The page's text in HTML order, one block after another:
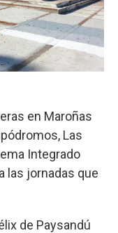
en Maroñas
Las
Integrado
las jornadas que
de Paysandú